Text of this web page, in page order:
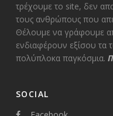
τρέχουμε το site, δεν
τους ανθρώπους που
Θέλουμε να γράφουμε
ενδιαφέρουν εξίσου τα
πολύπλοκα παγκόσμια.
SOCIAL